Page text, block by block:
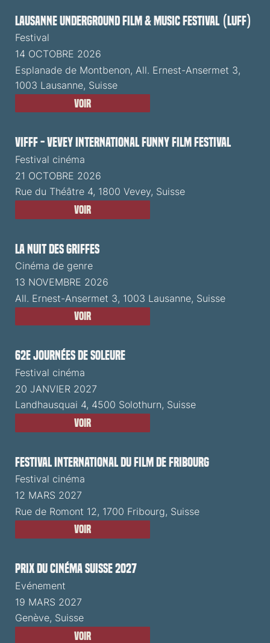
Lausanne Underground Film & Music Festival (LUFF)
Festival
14 OCTOBRE 2026
Esplanade de Montbenon, All. Ernest-Ansermet 3,
1003 Lausanne, Suisse
Voir
VIFFF - Vevey International Funny Film Festival
Festival cinéma
21 OCTOBRE 2026
Rue du Théâtre 4, 1800 Vevey, Suisse
Voir
La Nuit des Griffes
Cinéma de genre
13 NOVEMBRE 2026
All. Ernest-Ansermet 3, 1003 Lausanne, Suisse
Voir
62e Journées de Soleure
Festival cinéma
20 JANVIER 2027
Landhausquai 4, 4500 Solothurn, Suisse
Voir
Festival International du Film de Fribourg
Festival cinéma
12 MARS 2027
Rue de Romont 12, 1700 Fribourg, Suisse
Voir
Prix du Cinéma Suisse 2027
Evénement
19 MARS 2027
Genève, Suisse
Voir